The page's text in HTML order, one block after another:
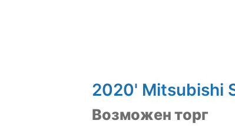
2020' Mitsubishi
Возможен торг